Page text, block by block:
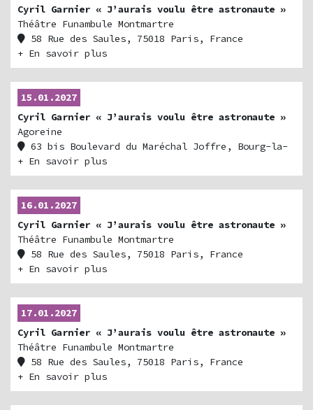
Cyril Garnier « J’aurais voulu être astronaute »
Théâtre Funambule Montmartre
58 Rue des Saules, 75018 Paris, France
+ En savoir plus
15.01.2027
Cyril Garnier « J’aurais voulu être astronaute »
Agoreine
63 bis Boulevard du Maréchal Joffre, Bourg-la-
Reine, France
+ En savoir plus
16.01.2027
Cyril Garnier « J’aurais voulu être astronaute »
Théâtre Funambule Montmartre
58 Rue des Saules, 75018 Paris, France
+ En savoir plus
17.01.2027
Cyril Garnier « J’aurais voulu être astronaute »
Théâtre Funambule Montmartre
58 Rue des Saules, 75018 Paris, France
+ En savoir plus